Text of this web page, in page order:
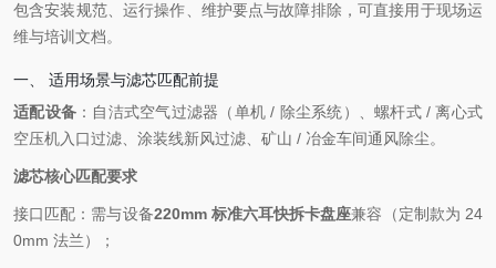
包含安装规范、运行操作、维护要点与故障排除，可直接用于现场运
维与培训文档。
一、 适用场景与滤芯匹配前提
适配设备 ：自洁式空气过滤器（单机 / 除尘系统）、螺杆式 / 离心式
空压机入口过滤、涂装线新风过滤、矿山 / 冶金车间通风除尘。
滤芯核心匹配要求
接口匹配：需与设备220mm 标准六耳快拆卡盘座兼容（定制款为 24
0mm 法兰）；